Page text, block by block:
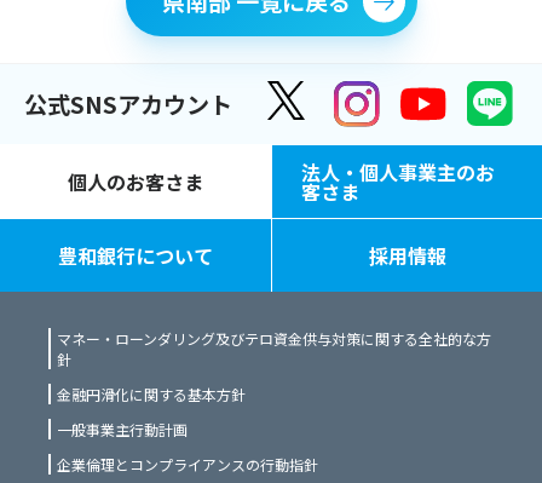
公式SNSアカウント
個人のお客さま 法人・個人事業主のお
客さま
豊和銀行について 採用情報
マネー・ローンダリング及びテロ資金供与対策に関する全社的な方
針
金融円滑化に関する基本方針
一般事業主行動計画
企業倫理とコンプライアンスの行動指針